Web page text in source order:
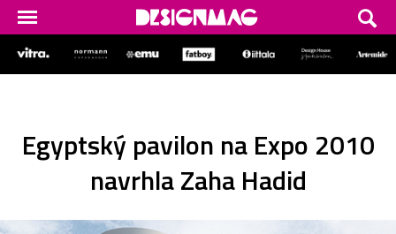
Egyptský pavilon na Expo 2010
navrhla Zaha Hadid